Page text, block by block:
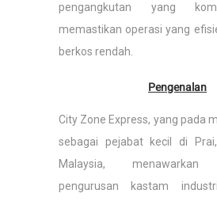
pengangkutan yang
memastikan operasi yang
berkos rendah.
Pengenalan
City Zone Express, yang pada
sebagai pejabat kecil di
Malaysia, menawarkan
pengurusan kastam